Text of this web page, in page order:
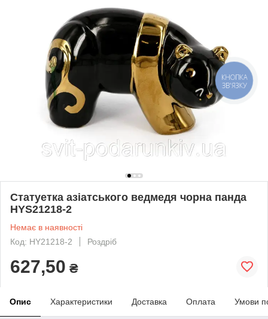
Статуетка азіатського ведмедя чорна панда
HYS21218-2
Немає в наявності
Код: HY21218-2
Роздріб
627,50 ₴
Опис Характеристики Доставка Оплата Умови
КНОПКА
ЗВ'ЯЗКУ